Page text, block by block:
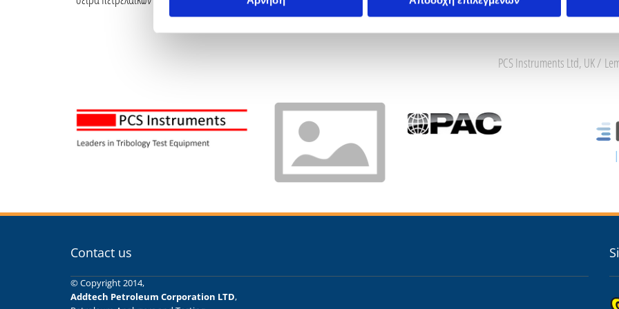
PCS Instruments Ltd, UK /
Contact us
© Copyright 2014,
Addtech Petroleum Corporation LTD,